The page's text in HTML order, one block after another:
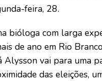
feira, 28.
bióloga com larga
de ano em Rio
Alysson vai para uma
das eleições,